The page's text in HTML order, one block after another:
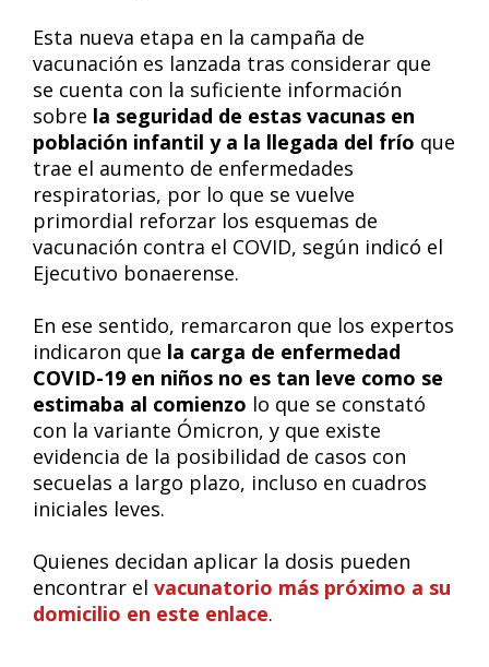
Esta nueva etapa en la campaña de
vacunación es lanzada tras considerar que
se cuenta con la suficiente información
sobre la seguridad de estas vacunas en
población infantil y a la llegada del frío que
trae el aumento de enfermedades
respiratorias, por lo que se vuelve
primordial reforzar los esquemas de
vacunación contra el COVID, según indicó el
Ejecutivo bonaerense.
En ese sentido, remarcaron que los expertos
indicaron que la carga de enfermedad
COVID-19 en niños no es tan leve como se
estimaba al comienzo lo que se constató
con la variante Ómicron, y que existe
evidencia de la posibilidad de casos con
secuelas a largo plazo, incluso en cuadros
iniciales leves.
Quienes decidan aplicar la dosis pueden
encontrar el vacunatorio más próximo a su
domicilio en este enlace.